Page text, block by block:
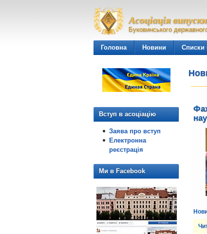
Асоціація
Буковинського
Головна Новини Списки
Вступ в асоціацію
Заява про вступ
Електронна
реєстрація
Ми в Facebook